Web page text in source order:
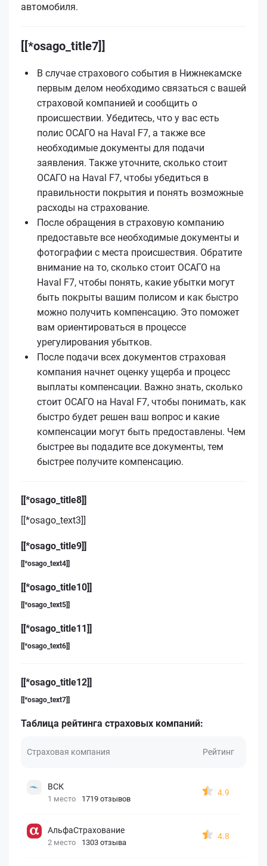
автомобиля.
[[*osago_title7]]
В случае страхового события в Нижнекамске
первым делом необходимо связаться с вашей
страховой компанией и сообщить о
происшествии. Убедитесь, что у вас есть
полис ОСАГО на Haval F7, а также все
необходимые документы для подачи
заявления. Также уточните, сколько стоит
ОСАГО на Haval F7, чтобы убедиться в
правильности покрытия и понять возможные
расходы на страхование.
После обращения в страховую компанию
предоставьте все необходимые документы и
фотографии с места происшествия. Обратите
внимание на то, сколько стоит ОСАГО на
Haval F7, чтобы понять, какие убытки могут
быть покрыты вашим полисом и как быстро
можно получить компенсацию. Это поможет
вам ориентироваться в процессе
урегулирования убытков.
После подачи всех документов страховая
компания начнет оценку ущерба и процесс
выплаты компенсации. Важно знать, сколько
стоит ОСАГО на Haval F7, чтобы понимать, как
быстро будет решен ваш вопрос и какие
компенсации могут быть предоставлены. Чем
быстрее вы подадите все документы, тем
быстрее получите компенсацию.
[[*osago_title8]]
[[*osago_text3]]
[[*osago_title9]]
[[*osago_text4]]
[[*osago_title10]]
[[*osago_text5]]
[[*osago_title11]]
[[*osago_text6]]
[[*osago_title12]]
[[*osago_text7]]
Таблица рейтинга страховых компаний:
Страховая компания Рейтинг
ВСК
1 место 1719 отзывов
4.9
АльфаСтрахование
2 место 1303 отзыва
4.8